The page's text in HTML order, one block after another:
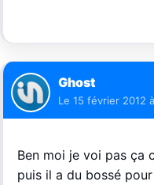
Ghost
Le 15 février 2012
Ben moi je voi pas ça
puis il a du bossé